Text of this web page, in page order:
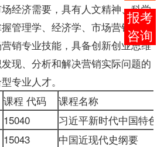
经济需要，具有人文精神、科学
管理学、经济学、 市场营销学的
销专业技能，具备创新创业思维
现、分析和解决营销实际问题的
专业人才。
课程 代码 课程名称
15040
习近平新时代中国特色
15043
中国近现代史纲要
报考
咨询